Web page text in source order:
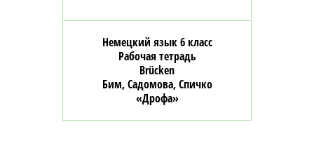
Немецкий язык 6 класс
Рабочая тетрадь
Brücken
Бим, Садомова, Спичко
«Дрофа»